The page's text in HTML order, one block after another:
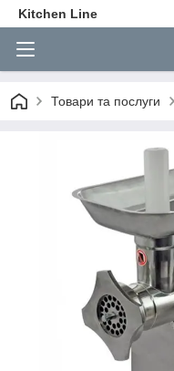
Kitchen Line
Товари та послуги